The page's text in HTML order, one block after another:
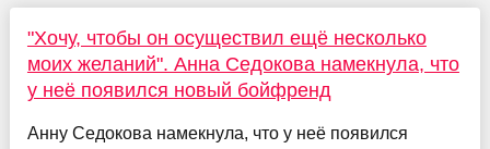
"Хочу, чтобы он осуществил ещё несколько
моих желаний". Анна Седокова намекнула, что
у неё появился новый бойфренд
Анну Седокова намекнула, что у неё появился